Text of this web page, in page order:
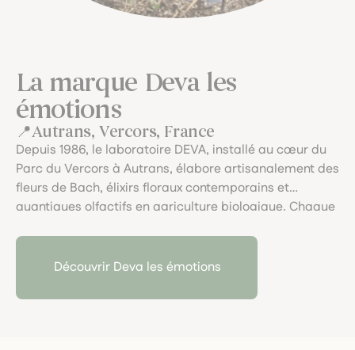
La marque Deva les
émotions
Autrans, Vercors, France
Depuis 1986, le laboratoire DEVA, installé au cœur du
Parc du Vercors à Autrans, élabore artisanalement des
fleurs de Bach, élixirs floraux contemporains et
quantiques olfactifs en agriculture biologique. Chaque
l’équilibre émotionnel avec l'expertise d’une tradition
vivante et sensible.
Découvrir Deva les émotions